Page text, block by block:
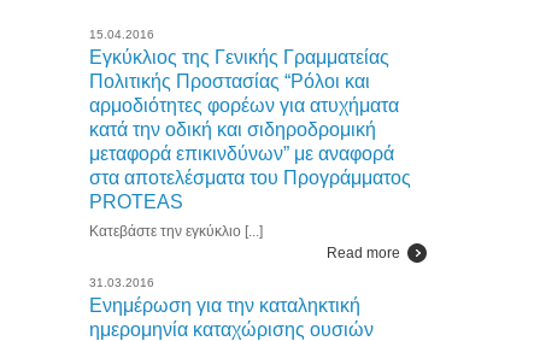
15.04.2016
Εγκύκλιος της Γενικής Γραμματείας
Πολιτικής Προστασίας “Ρόλοι και
αρμοδιότητες φορέων για ατυχήματα
κατά την οδική και σιδηροδρομική
μεταφορά επικινδύνων” με αναφορά
στα αποτελέσματα του Προγράμματος
PROTEAS
Κατεβάστε την εγκύκλιο [...]
Read more
31.03.2016
Ενημέρωση για την καταληκτική
ημερομηνία καταχώρισης ουσιών